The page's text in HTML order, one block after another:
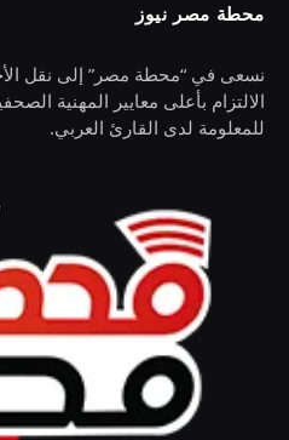
محطة مصر نيوز
نسعى في “محطة مصر” إلى نقل
الالتزام بأعلى معايير المهنية
للمعلومة لدى القارئ العربي.